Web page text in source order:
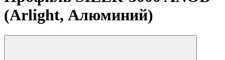
(Arlight, Алюминий)